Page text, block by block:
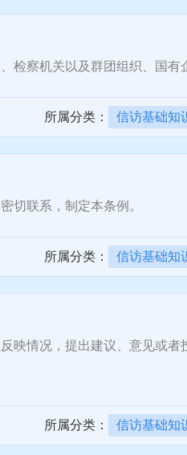
察机关以及群团组织、国有
所属分类： 信访基础知
联系，制定本条例。
所属分类： 信访基础知
情况，提出建议、意见或者
所属分类： 信访基础知